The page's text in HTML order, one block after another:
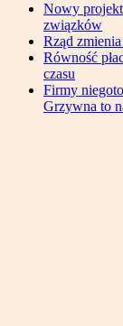
Nowy projekt
związków
Rząd
Równość
czasu
Firmy
Grzywna to